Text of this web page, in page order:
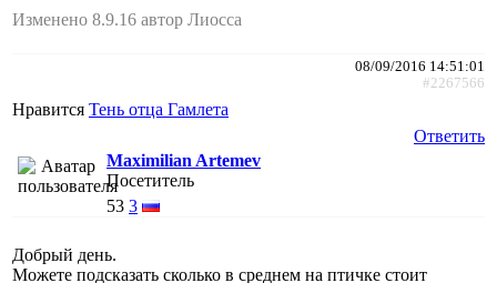
Изменено 8.9.16 автор Лиосса
08/09/2016 14:51:01
#2267566
Нравится Тень отца Гамлета
Ответить
Maximilian Artemev
Посетитель
53 3
Добрый день.
Можете подсказать сколько в среднем на птичке стоит